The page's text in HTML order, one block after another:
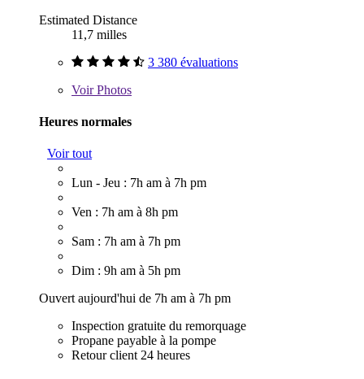
Estimated Distance
11,7 milles
3 380 évaluations
VoirPhotos
Heures normales
Voir tout
Lun - Jeu : 7h am à 7h pm
Ven : 7h am à 8h pm
Sam : 7h am à 7h pm
Dim : 9h am à 5h pm
Ouvert aujourd'hui de 7h am à 7h pm
Inspection gratuite du remorquage
Propane payable à la pompe
Retour client 24 heures